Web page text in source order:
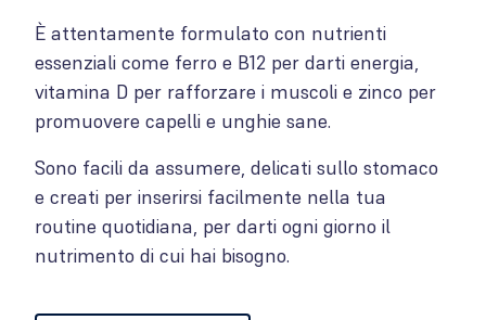
È attentamente formulato con nutrienti
essenziali come ferro e B12 per darti energia,
vitamina D per rafforzare i muscoli e zinco per
promuovere capelli e unghie sane.
Sono facili da assumere, delicati sullo stomaco
e creati per inserirsi facilmente nella tua
routine quotidiana, per darti ogni giorno il
nutrimento di cui hai bisogno.